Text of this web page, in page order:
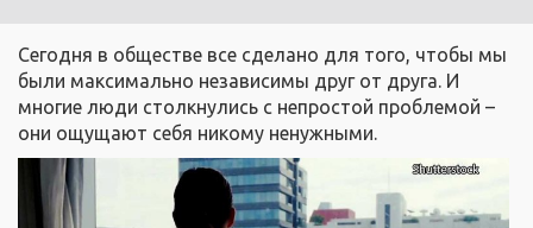
Сегодня в обществе все сделано для того, чтобы мы
были максимально независимы друг от друга. И
многие люди столкнулись с непростой проблемой –
они ощущают себя никому ненужными.